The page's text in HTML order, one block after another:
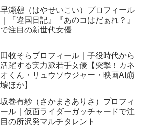
早瀬憩（はやせいこい）プロフィール
｜『違国日記』『あのコはだぁれ？』
で注目の新世代女優
田牧そらプロフィール｜子役時代から
活躍する実力派若手女優【突撃！カネ
オくん・リュウソウジャー・映画AI崩
壊ほか】
坂巻有紗（さかまきありさ）プロフィ
ール｜仮面ライダーガッチャードで注
目の所沢発マルチタレント